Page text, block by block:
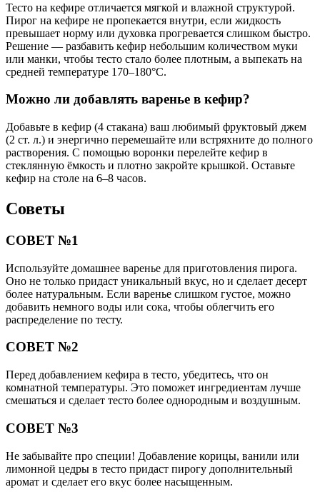
Тесто на кефире отличается мягкой и влажной структурой.
Пирог на кефире не пропекается внутри, если жидкость
превышает норму или духовка прогревается слишком быстро.
Решение — разбавить кефир небольшим количеством муки
или манки, чтобы тесто стало более плотным, а выпекать на
средней температуре 170–180°C.
Можно ли добавлять варенье в кефир?
Добавьте в кефир (4 стакана) ваш любимый фруктовый джем
(2 ст. л.) и энергично перемешайте или встряхните до полного
растворения. С помощью воронки перелейте кефир в
стеклянную ёмкость и плотно закройте крышкой. Оставьте
кефир на столе на 6–8 часов.
Советы
СОВЕТ №1
Используйте домашнее варенье для приготовления пирога.
Оно не только придаст уникальный вкус, но и сделает десерт
более натуральным. Если варенье слишком густое, можно
добавить немного воды или сока, чтобы облегчить его
распределение по тесту.
СОВЕТ №2
Перед добавлением кефира в тесто, убедитесь, что он
комнатной температуры. Это поможет ингредиентам лучше
смешаться и сделает тесто более однородным и воздушным.
СОВЕТ №3
Не забывайте про специи! Добавление корицы, ванили или
лимонной цедры в тесто придаст пирогу дополнительный
аромат и сделает его вкус более насыщенным.